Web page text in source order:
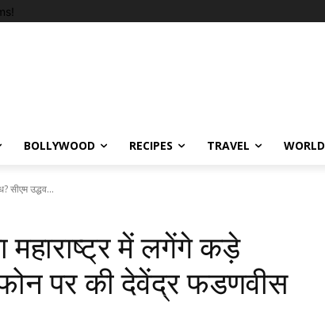
BOLLYWOOD RECIPES TRAVEL WORLD
सीएम उद्धव...
महाराष्ट्र में लगेंगे कड़े
पर की देवेंद्र फडणवीस